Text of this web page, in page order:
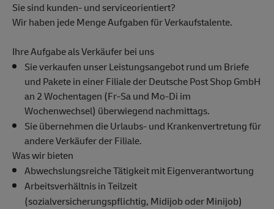
Sie sind kunden- und serviceorientiert?
Wir haben jede Menge Aufgaben für Verkaufstalente.
Ihre Aufgabe als Verkäufer bei uns
Sie verkaufen unser Leistungsangebot rund um Briefe
und Pakete in einer Filiale der Deutsche Post Shop GmbH
an 2 Wochentagen (Fr-Sa und Mo-Di im
Wochenwechsel) überwiegend nachmittags.
Sie übernehmen die Urlaubs- und Krankenvertretung für
andere Verkäufer der Filiale.
Was wir bieten
Abwechslungsreiche Tätigkeit mit Eigenverantwortung
Arbeitsverhältnis in Teilzeit
(sozialversicherungspflichtig, Midijob oder Minijob)